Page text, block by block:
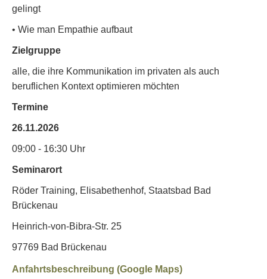
gelingt
• Wie man Empathie aufbaut
Zielgruppe
alle, die ihre Kommunikation im privaten als auch
beruflichen Kontext optimieren möchten
Termine
26.11.2026
09:00 - 16:30 Uhr
Seminarort
Röder Training, Elisabethenhof, Staatsbad Bad
Brückenau
Heinrich-von-Bibra-Str. 25
97769 Bad Brückenau
Anfahrtsbeschreibung (Google Maps)